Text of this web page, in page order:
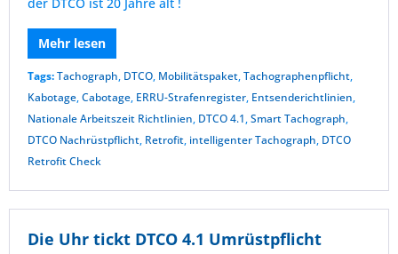
Mehr lesen
Tags:Tachograph, DTCO, Mobilitätspaket,Tachographenpflicht,
Kabotage,Cabotage, ERRU-Strafenregister, Entsenderichtlinien,
Nationale Arbeitszeit Richtlinien, DTCO 4.1,Smart Tachograph,
DTCO Nachrüstpflicht, Retrofit, intelligenter Tachograph, DTCO
Retrofit Check
Die Uhr tickt DTCO 4.1 Umrüstpflicht